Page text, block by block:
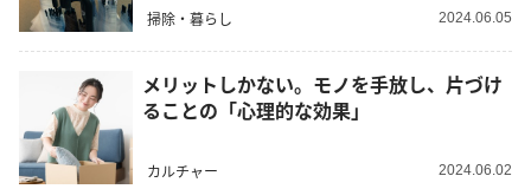
掃除・暮らし 2024.06.05
メリットしかない。モノを手放し、片づけ
ることの「心理的な効果」
カルチャー 2024.06.02